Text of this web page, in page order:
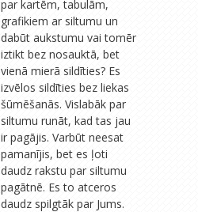
par kartēm, tabulām,
grafikiem ar siltumu un
dabūt aukstumu vai tomēr
iztikt bez nosauktā, bet
vienā mierā sildīties? Es
izvēlos sildīties bez liekas
šūmēšanās. Vislabāk par
siltumu runāt, kad tas jau
ir pagājis. Varbūt neesat
pamanījis, bet es ļoti
daudz rakstu par siltumu
pagātnē. Es to atceros
daudz spilgtāk par Jums.